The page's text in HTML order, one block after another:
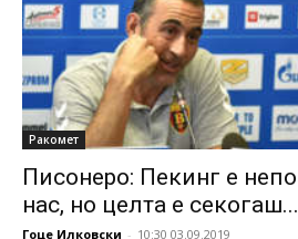
Ракомет
Писонеро: Пекинг е
нас, но целта е секогаш...
Гоце Илковски - 10:30 03.09.2019